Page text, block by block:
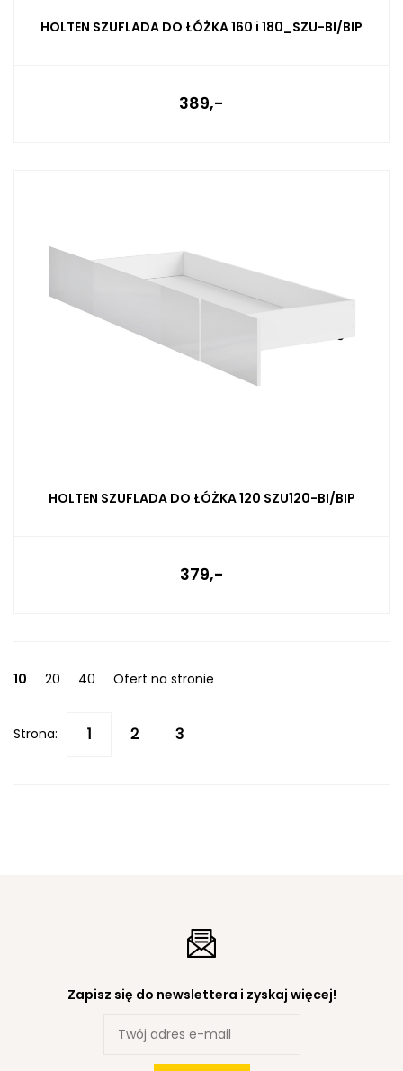
HOLTEN SZUFLADA DO ŁÓŻKA 160 i 180_SZU-BI/BIP
389,-
HOLTEN SZUFLADA DO ŁÓŻKA 120 SZU120-BI/BIP
379,-
10 20 40 Ofert na stronie
Strona:
Zapisz się do newslettera i zyskaj więcej!